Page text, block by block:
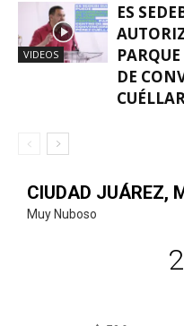
VIDEOS
ES
DE
CUÉLLAR
CIUDAD JUÁREZ,
Muy Nuboso